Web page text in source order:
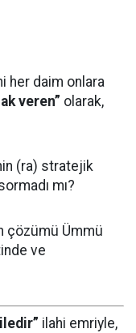
her daim onlara
veren” olarak,
(ra) stratejik
mı?
çözümü Ümmü
ve
ilahi emriyle,